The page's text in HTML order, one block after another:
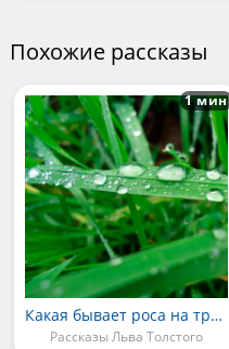
Похожие рассказы
Какая бывает роса на траве
Рассказы Льва Толстого
1 мин